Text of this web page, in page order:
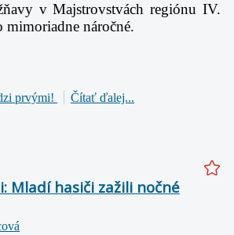
v Majstrovstvách regiónu IV.
náročné.
prvými! Čítať ďalej...
Mladí hasiči zažili nočné